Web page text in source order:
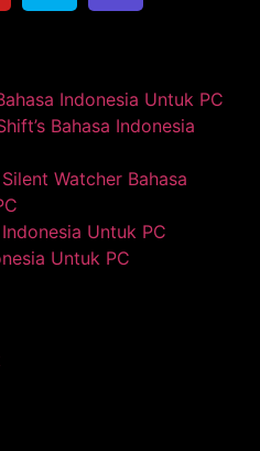
Indonesia Untuk PC
Bahasa Indonesia
Watcher Bahasa
Untuk PC
Untuk PC